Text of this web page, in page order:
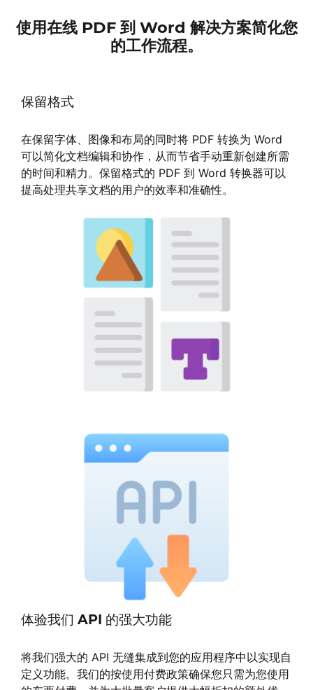
使用在线 PDF 到 Word 解决方案简化您
的工作流程。
保留格式
在保留字体、图像和布局的同时将 PDF 转换为 Word
可以简化文档编辑和协作，从而节省手动重新创建所需
的时间和精力。保留格式的 PDF 到 Word 转换器可以
提高处理共享文档的用户的效率和准确性。
体验我们 API 的强大功能
将我们强大的 API 无缝集成到您的应用程序中以实现自
定义功能。我们的按使用付费政策确保您只需为您使用